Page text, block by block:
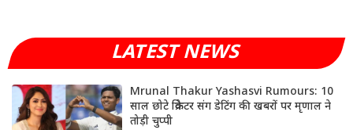
LATEST NEWS
Mrunal Thakur Yashasvi Rumours: 10
साल छोटे क्रिकेटर संग डेटिंग की खबरों पर मृणाल ने
तोड़ी चुप्पी